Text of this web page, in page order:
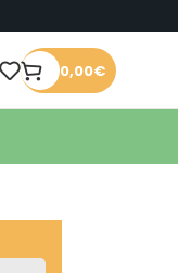
0,00€